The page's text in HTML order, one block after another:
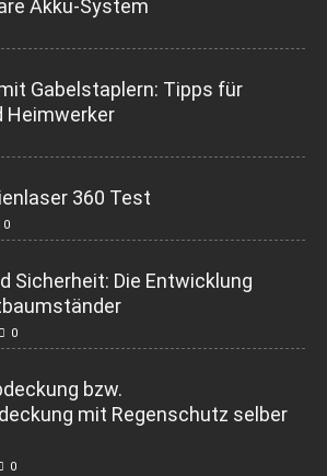
Akku-System
Gabelstaplern: Tipps für
Heimwerker
360 Test
0
Sicherheit: Die Entwicklung
0
bzw.
mit Regenschutz selber
0